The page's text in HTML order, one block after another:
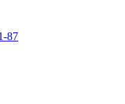
87